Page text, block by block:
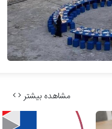
مشاهده بیشتر